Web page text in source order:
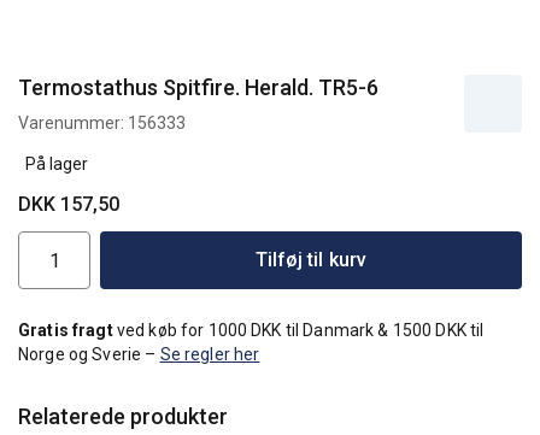
Termostathus Spitfire. Herald. TR5-6
Varenummer: 156333
På lager
DKK 157,50
Tilføj til kurv
Gratis fragtved køb for 1000 DKK til Danmark & 1500 DKK til
Norge og Sverie – Se regler her
Relaterede produkter